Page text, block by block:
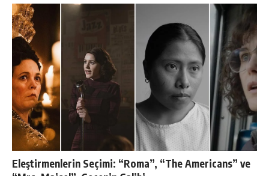
Eleştirmenlerin Seçimi: “Roma”, “The Americans” ve